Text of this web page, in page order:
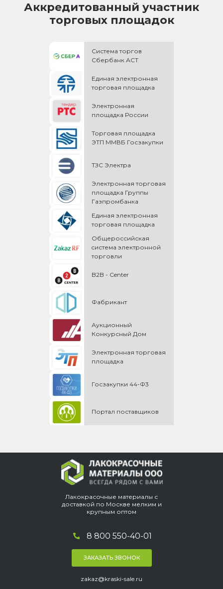
Аккредитованный участник
торговых площадок
Система торгов
Сбербанк АСТ
Единая электронная
торговая площадка
Электронная
площадка России
Торговая площадка
ЭТП ММВБ Госзакупки
ТЗС Электра
Электронная торговая
площадка Группы
Газпромбанка
Единая электронная
торговая площадка
Общероссийская
cистема электронной
торговли
B2B - Center
Фабрикант
Аукционный
Конкурсный Дом
Электронная торговая
площадка
Госзакупки 44-Ф3
Портал поставщиков
Лакокрасочные материалы с
доставкой по Москве мелким и
крупным оптом
8 800 550-40-01
ЗАКАЗАТЬ ЗВОНОК
zakaz@kraski-sale.ru